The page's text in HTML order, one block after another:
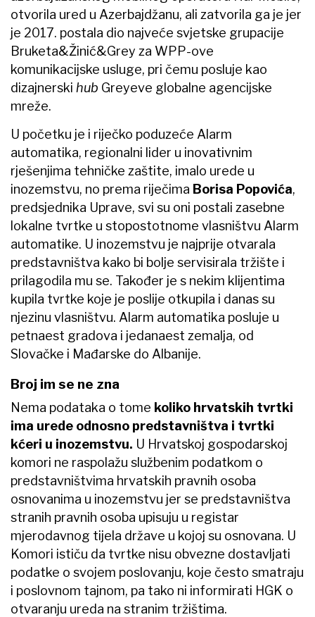
otvorila ured u Azerbajdžanu, ali zatvorila ga je jer
je 2017. postala dio najveće svjetske grupacije
Bruketa&Žinić&Grey za WPP-ove
komunikacijske usluge, pri čemu posluje kao
dizajnerski hub Greyeve globalne agencijske
mreže.
U početku je i riječko poduzeće Alarm
automatika, regionalni lider u inovativnim
rješenjima tehničke zaštite, imalo urede u
inozemstvu, no prema riječima Borisa Popovića,
predsjednika Uprave, svi su oni postali zasebne
lokalne tvrtke u stopostotnome vlasništvu Alarm
automatike. U inozemstvu je najprije otvarala
predstavništva kako bi bolje servisirala tržište i
prilagodila mu se. Također je s nekim klijentima
kupila tvrtke koje je poslije otkupila i danas su
njezinu vlasništvu. Alarm automatika posluje u
petnaest gradova i jedanaest zemalja, od
Slovačke i Mađarske do Albanije.
Broj im se ne zna
Nema podataka o tome koliko hrvatskih tvrtki
ima urede odnosno predstavništva i tvrtki
kćeri u inozemstvu. U Hrvatskoj gospodarskoj
komori ne raspolažu službenim podatkom o
predstavništvima hrvatskih pravnih osoba
osnovanima u inozemstvu jer se predstavništva
stranih pravnih osoba upisuju u registar
mjerodavnog tijela države u kojoj su osnovana. U
Komori ističu da tvrtke nisu obvezne dostavljati
podatke o svojem poslovanju, koje često smatraju
i poslovnom tajnom, pa tako ni informirati HGK o
otvaranju ureda na stranim tržištima.